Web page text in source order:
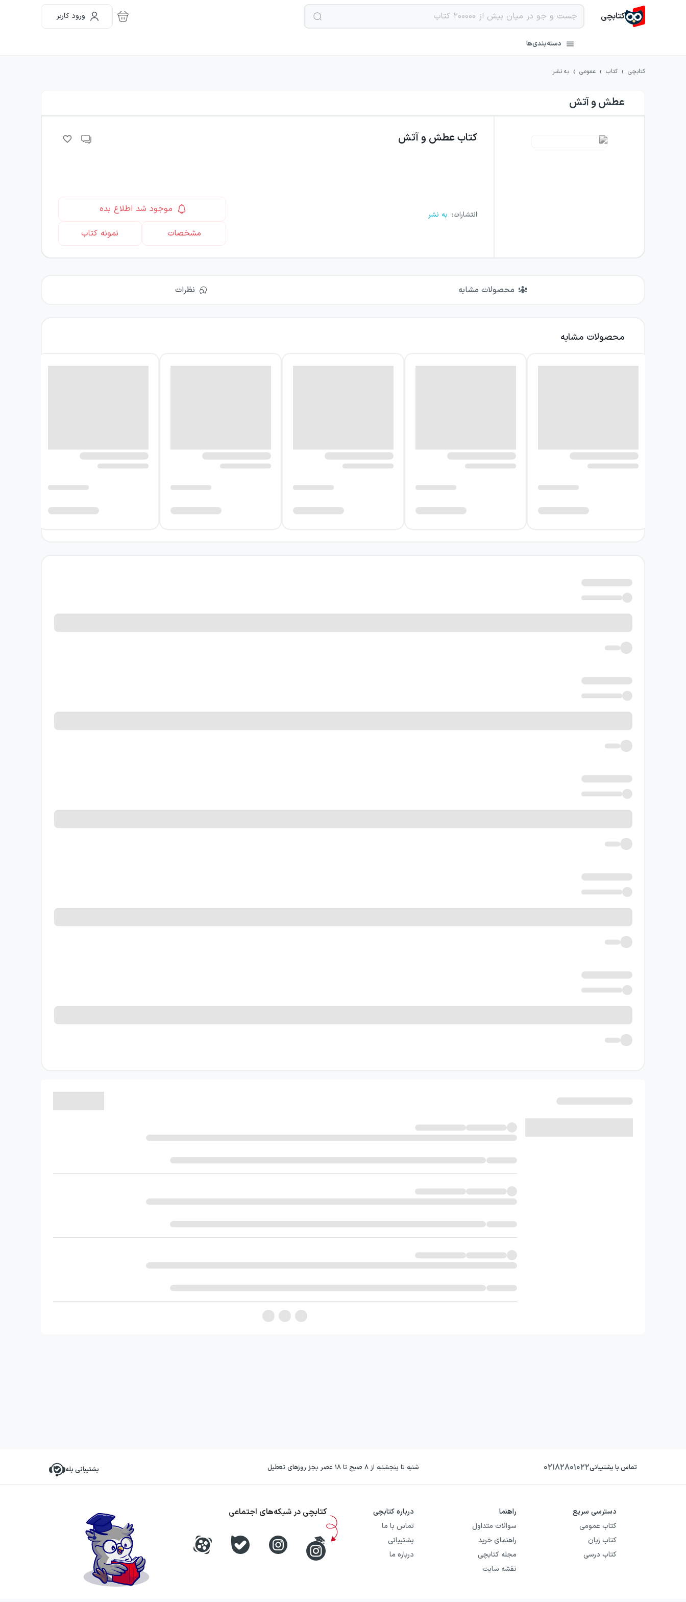
کتابچی ورود کاربر
دسته‌بندی‌ها
کتابچی › کتاب › عمومی › به نشر
عطش و آتش
کتابعطش و آتش
انتشارات: به نشر
موجود شد اطلاع بده
مشخصات
نمونه کتاب
محصولات مشابه نظرات
محصولات مشابه
تماس با پشتیبانی۰۲۱۸۲۸۰۱۰۲۲ شنبه تا پنجشنبه از ۸ صبح تا ۱۸ عصر بجز روزهای تعطیل پشتیبانی بله
دسترسی سریع
کتاب عمومی
کتاب زبان
کتاب درسی
راهنما
سوالات متداول
راهنمای خرید
مجله کتابچی
نقشه سایت
درباره کتابچی
تماس با ما
پشتیبانی
درباره ما
کتابچی در شبکه‌های اجتماعی